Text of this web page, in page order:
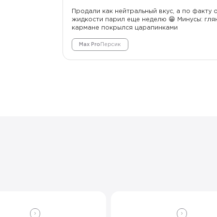
Продали как нейтральный вкус, а по
жидкости парил еще неделю 😁 Минусы:
кармане покрылся царапинками
Max Pro Персик